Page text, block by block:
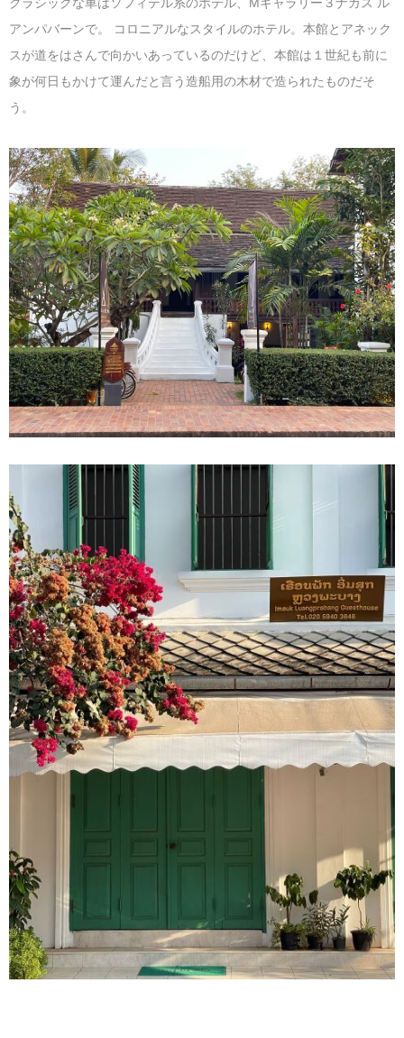
クラシックな車はソフィテル系のホテル、Mギャラリー３ナガス ル
アンパバーンで。 コロニアルなスタイルのホテル。本館とアネック
スが道をはさんで向かいあっているのだけど、本館は１世紀も前に
象が何日もかけて運んだと言う造船用の木材で造られたものだそ
う。